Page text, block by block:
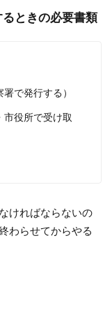
ときの必要書類
で発行する）
役所で受け取
ければならないの
わらせてからやる